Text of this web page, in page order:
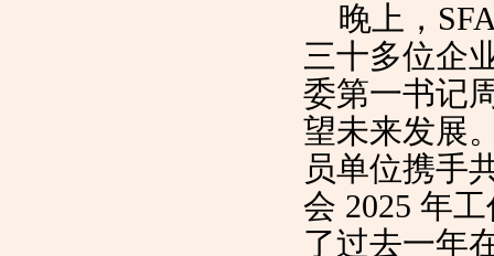
晚上，
三十多位企
委第一书记
望未来发展
员单位携手
会 2025 年
了过去一年